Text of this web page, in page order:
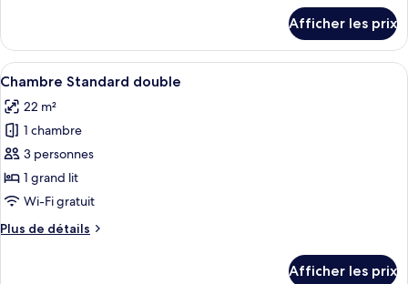
Chambre
simple
Standard
Afficher les prix
Afficher
toutes
les
photos
pour
ce
type
chambre :
Chambre Standard double | Literie
2
Chambre Standard double
22 m²
1 chambre
3 personnes
1 grand lit
Wi-Fi gratuit
Plus de détails
Plus
Afficher les prix